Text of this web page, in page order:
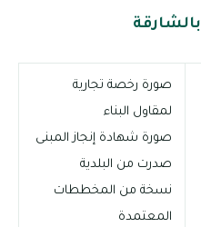
صورة رخصة تجارية
لمقاول البناء
صورة شهادة إنجاز المبنى
صدرت من البلدية
نسخة من المخططات
المعتمدة